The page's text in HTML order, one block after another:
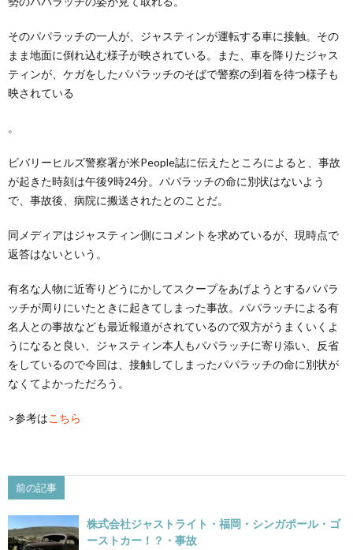
そのパパラッチの一人が、ジャスティンが運転する車に接触。その
まま地面に倒れ込む様子が映されている。また、車を降りたジャス
ティンが、ケガをしたパパラッチのそばで警察の到着を待つ様子も
映されている
。
ビバリーヒルズ警察署が米People誌に伝えたところによると、事故
が起きた時刻は午後9時24分。パパラッチの命に別状はないよう
で、事故後、病院に搬送されたとのことだ。
同メディアはジャスティン側にコメントを求めているが、現時点で
返答はないという。
有名な人物に近寄りどうにかしてスクープをあげようとするパパラ
ッチが周りにいたときに起きてしまった事故。パパラッチによる有
名人との事故なども最近報道がされているので双方がうまくいくよ
うになると良い、ジャスティン本人もパパラッチに寄り添い、反省
をしているので今回は、接触してしまったパパラッチの命に別状が
なくてよかっただろう。
>参考はこちら
前の記事
株式会社ジャストライト・福岡・シンガポール・ゴ
ーストカー！？・事故